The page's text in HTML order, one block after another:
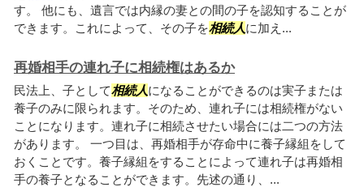
す。 他にも、遺言では内縁の妻との間の子を認知することが
できます。これによって、その子を相続人に加え...
再婚相手の連れ子に相続権はあるか
民法上、子として相続人になることができるのは実子または
養子のみに限られます。そのため、連れ子には相続権がない
ことになります。連れ子に相続させたい場合には二つの方法
があります。 一つ目は、再婚相手が存命中に養子縁組をして
おくことです。養子縁組をすることによって連れ子は再婚相
手の養子となることができます。先述の通り、...